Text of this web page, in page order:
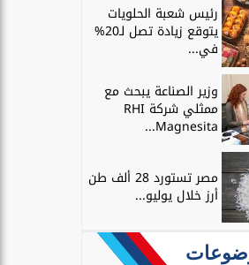
رئيس شعبة الحلويات
يتوقع زيادة تصل لـ20%
في...
وزير الصناعة يبحث مع
ممثلي شركة RHI
Magnesita...
مصر تستورد 28 ألف طن
أرز خلال يوليو...